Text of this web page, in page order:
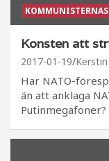
Konsten att
2017-01-19
Har NATO-
än att anklaga